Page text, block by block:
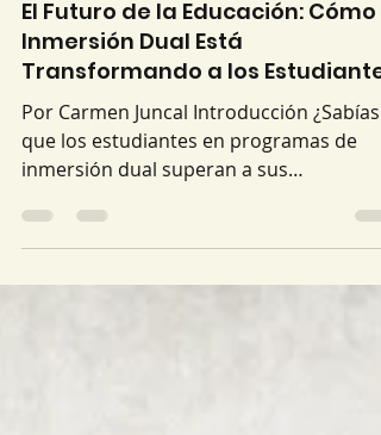
7 ene 2025
4 min de lectura
El Futuro de la Educación: Cómo
Transformando a los
Por Carmen Juncal Introducción ¿Sabías
inmersión dual superan a sus
compañeros en exámenes...